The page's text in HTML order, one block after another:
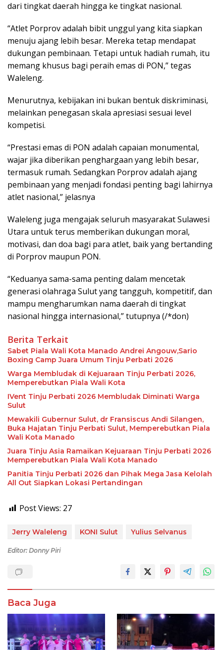
dari tingkat daerah hingga ke tingkat nasional.
“Atlet Porprov adalah bibit unggul yang kita siapkan
menuju ajang lebih besar. Mereka tetap mendapat
dukungan pembinaan. Tetapi untuk hadiah rumah, itu
memang khusus bagi peraih emas di PON,” tegas
Waleleng.
Menurutnya, kebijakan ini bukan bentuk diskriminasi,
melainkan penegasan skala apresiasi sesuai level
kompetisi.
“Prestasi emas di PON adalah capaian monumental,
wajar jika diberikan penghargaan yang lebih besar,
termasuk rumah. Sedangkan Porprov adalah ajang
pembinaan yang menjadi fondasi penting bagi lahirnya
atlet nasional,” jelasnya
Waleleng juga mengajak seluruh masyarakat Sulawesi
Utara untuk terus memberikan dukungan moral,
motivasi, dan doa bagi para atlet, baik yang bertanding
di Porprov maupun PON.
“Keduanya sama-sama penting dalam mencetak
generasi olahraga Sulut yang tangguh, kompetitif, dan
mampu mengharumkan nama daerah di tingkat
nasional hingga internasional,” tutupnya (/*don)
Berita Terkait
Sabet Piala Wali Kota Manado Andrei Angouw,Sario
Boxing Camp Juara Umum Tinju Perbati 2026
Warga Membludak di Kejuaraan Tinju Perbati 2026,
Memperebutkan Piala Wali Kota
IVent Tinju Perbati 2026 Membludak Diminati Warga
Sulut
Mewakili Gubernur Sulut, dr Fransiscus Andi Silangen,
Buka Hajatan Tinju Perbati Sulut, Memperebutkan Piala
Wali Kota Manado
Juara Tinju Asia Ramaikan Kejuaraan Tinju Perbati 2026
Memperebutkan Piala Wali Kota Manado
Panitia Tinju Perbati 2026 dan Pihak Mega Jasa Kelolah
All Out Siapkan Lokasi Pertandingan
Post Views: 27
Jerry Waleleng KONI Sulut Yulius Selvanus
Editor: Donny Piri
Baca Juga